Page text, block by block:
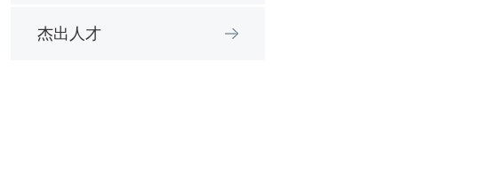
杰出人才